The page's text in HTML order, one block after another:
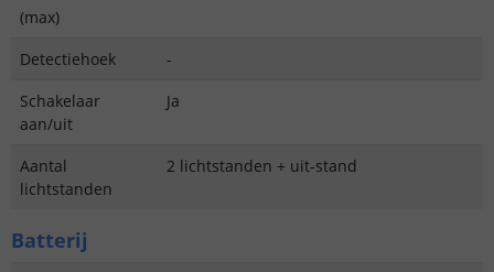
(max)
Detectiehoek
-
Schakelaar
aan/uit
Ja
Aantal
lichtstanden
2 lichtstanden + uit-stand
Batterij